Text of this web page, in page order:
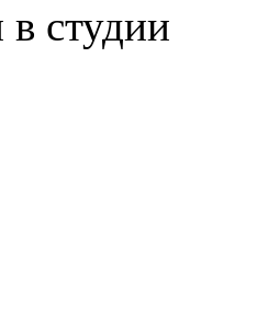
в студии